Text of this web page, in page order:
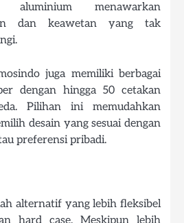
aluminium menawarkan
dan keawetan yang tak
juga memiliki berbagai
dengan hingga 50 cetakan
Pilihan ini memudahkan
desain yang sesuai dengan
preferensi pribadi.
alternatif yang lebih fleksibel
hard case. Meskipun lebih